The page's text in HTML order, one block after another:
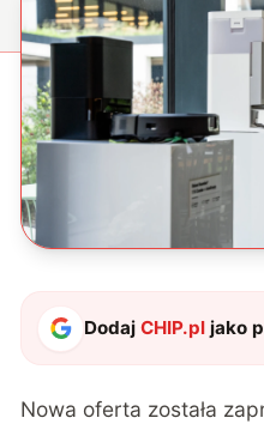
DodajCHIP.pl jako
Nowa oferta została